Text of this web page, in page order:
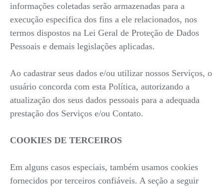
informações coletadas serão armazenadas para a
execução especifica dos fins a ele relacionados, nos
termos dispostos na Lei Geral de Proteção de Dados
Pessoais e demais legislações aplicadas.
Ao cadastrar seus dados e/ou utilizar nossos Serviços, o
usuário concorda com esta Política, autorizando a
atualização dos seus dados pessoais para a adequada
prestação dos Serviços e/ou Contato.
COOKIES DE TERCEIROS
Em alguns casos especiais, também usamos cookies
fornecidos por terceiros confiáveis. A seção a seguir